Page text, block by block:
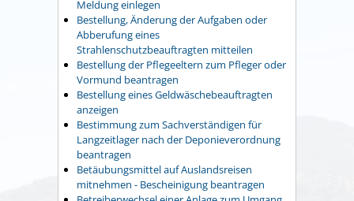
Meldung einlegen
Bestellung, Änderung der Aufgaben oder
Abberufung eines
Strahlenschutzbeauftragten mitteilen
Bestellung der Pflegeeltern zum Pfleger oder
Vormund beantragen
Bestellung eines Geldwäschebeauftragten
anzeigen
Bestimmung zum Sachverständigen für
Langzeitlager nach der Deponieverordnung
beantragen
Betäubungsmittel auf Auslandsreisen
mitnehmen - Bescheinigung beantragen